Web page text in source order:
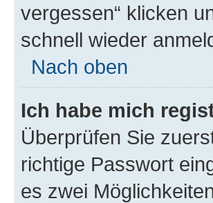
vergessen“ klicken
schnell wieder
Nach oben
Ich habe mich
Überprüfen Sie
richtige Passwort
es zwei